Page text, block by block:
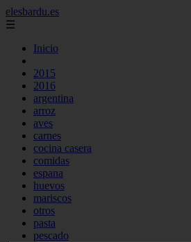
elesbardu.es
☰
Inicio
2015
2016
argentina
arroz
aves
carnes
cocina casera
comidas
espana
huevos
mariscos
otros
pasta
pescado